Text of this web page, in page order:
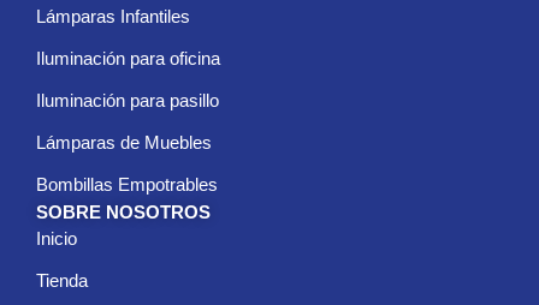
Lámparas Infantiles
Iluminación para oficina
Iluminación para pasillo
Lámparas de Muebles
Bombillas Empotrables
SOBRE NOSOTROS
Inicio
Tienda